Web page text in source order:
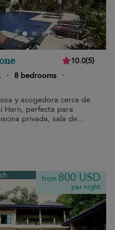
10.0(5)
· 8 bedrooms ·
y acogedora cerca de
Harn, perfecta para
privada, sala de
zonas de estar.
from 800 USD
per night